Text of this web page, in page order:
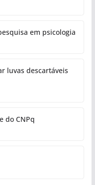
em psicologia
luvas descartáveis
do CNPq